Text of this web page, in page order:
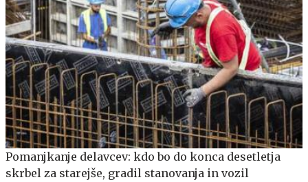
Pomanjkanje delavcev: kdo bo do konca desetletja
skrbel za starejše, gradil stanovanja in vozil